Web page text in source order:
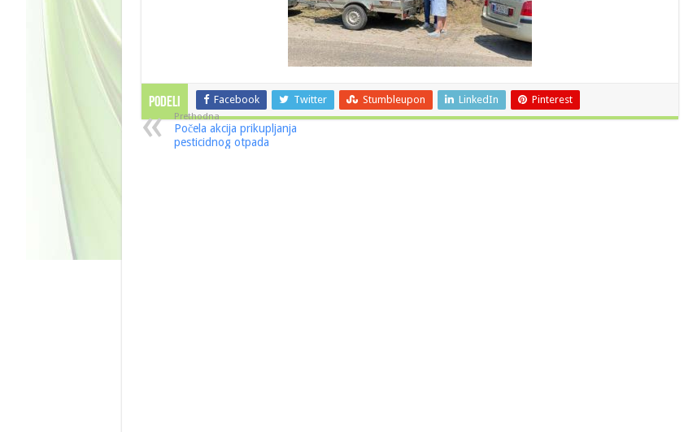
PODELI Facebook Twitter Stumbleupon LinkedIn Pinterest
Prethodna
Počela akcija prikupljanja
pesticidnog otpada